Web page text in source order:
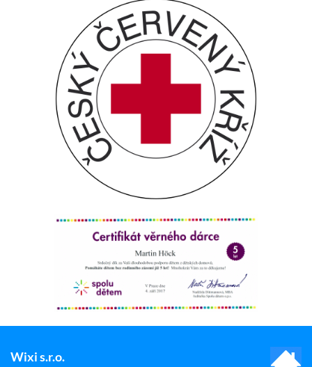
Wixi s.r.o.